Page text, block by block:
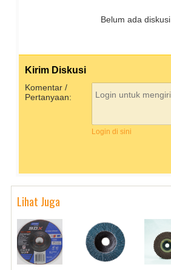
Belum ada diskusi
Kirim Diskusi
Komentar /
Pertanyaan:
Login di sini
Lihat Juga